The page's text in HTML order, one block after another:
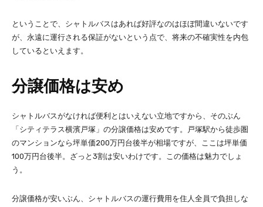
ということで、シャトルバスはあれば好評なのはほぼ間違いないです
が、永遠に運行される保証がないという点で、将来の不確実性を内包
しているといえます。
分譲価格は安め
シャトルバスがなければ便利とはいえない立地ですから、そのぶん
「シティテラス横濱戸塚」の分譲価格は安めです。戸塚駅から徒歩圏
のマンションなら坪単価200万円台後半が相場ですが、ここは坪単価
100万円台後半。ざっと3割は安いわけです。この価格は魅力でしょ
う。
分譲価格が安いぶん、シャトルバスの運行費用を住人全員で負担しな